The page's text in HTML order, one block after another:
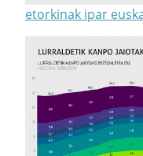
etorkinak ipar